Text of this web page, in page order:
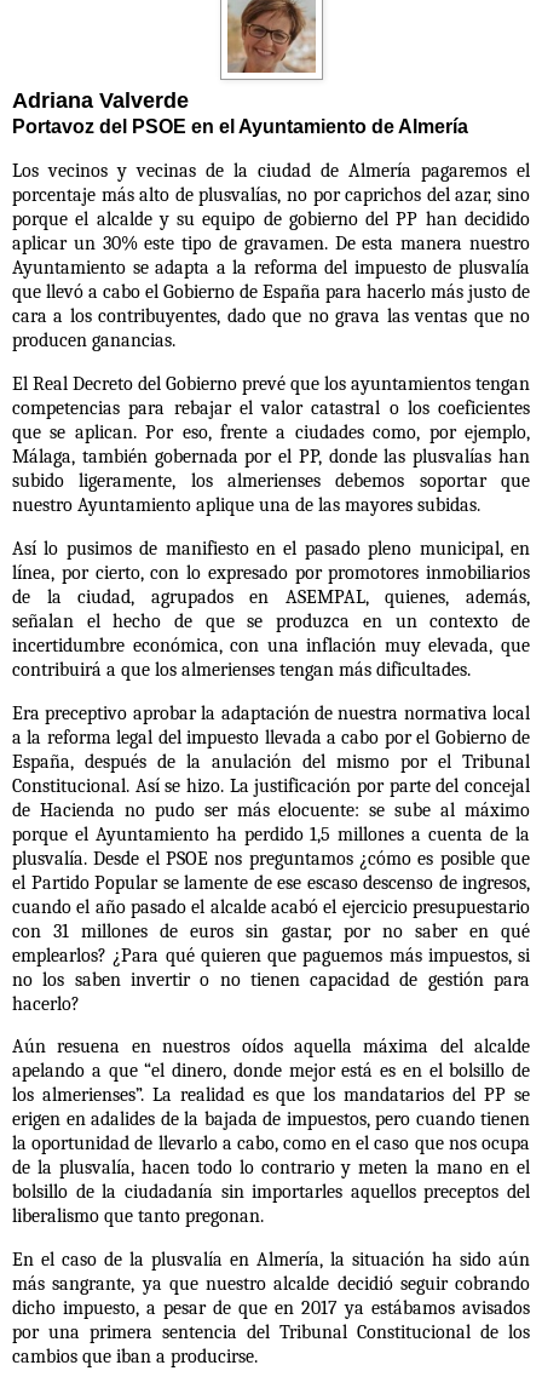
Adriana Valverde
Portavoz del PSOE en el Ayuntamiento de Almería
Los vecinos y vecinas de la ciudad de Almería pagaremos el
porcentaje más alto de plusvalías, no por caprichos del azar, sino
porque el alcalde y su equipo de gobierno del PP han decidido
aplicar un 30% este tipo de gravamen. De esta manera nuestro
Ayuntamiento se adapta a la reforma del impuesto de plusvalía
que llevó a cabo el Gobierno de España para hacerlo más justo de
cara a los contribuyentes, dado que no grava las ventas que no
producen ganancias.
El Real Decreto del Gobierno prevé que los ayuntamientos tengan
competencias para rebajar el valor catastral o los coeficientes
que se aplican. Por eso, frente a ciudades como, por ejemplo,
Málaga, también gobernada por el PP, donde las plusvalías han
subido ligeramente, los almerienses debemos soportar que
nuestro Ayuntamiento aplique una de las mayores subidas.
Así lo pusimos de manifiesto en el pasado pleno municipal, en
línea, por cierto, con lo expresado por promotores inmobiliarios
de la ciudad, agrupados en ASEMPAL, quienes, además,
señalan el hecho de que se produzca en un contexto de
incertidumbre económica, con una inflación muy elevada, que
contribuirá a que los almerienses tengan más dificultades.
Era preceptivo aprobar la adaptación de nuestra normativa local
a la reforma legal del impuesto llevada a cabo por el Gobierno de
España, después de la anulación del mismo por el Tribunal
Constitucional. Así se hizo. La justificación por parte del concejal
de Hacienda no pudo ser más elocuente: se sube al máximo
porque el Ayuntamiento ha perdido 1,5 millones a cuenta de la
plusvalía. Desde el PSOE nos preguntamos ¿cómo es posible que
el Partido Popular se lamente de ese escaso descenso de ingresos,
cuando el año pasado el alcalde acabó el ejercicio presupuestario
con 31 millones de euros sin gastar, por no saber en qué
emplearlos? ¿Para qué quieren que paguemos más impuestos, si
no los saben invertir o no tienen capacidad de gestión para
hacerlo?
Aún resuena en nuestros oídos aquella máxima del alcalde
apelando a que “el dinero, donde mejor está es en el bolsillo de
los almerienses”. La realidad es que los mandatarios del PP se
erigen en adalides de la bajada de impuestos, pero cuando tienen
la oportunidad de llevarlo a cabo, como en el caso que nos ocupa
de la plusvalía, hacen todo lo contrario y meten la mano en el
bolsillo de la ciudadanía sin importarles aquellos preceptos del
liberalismo que tanto pregonan.
En el caso de la plusvalía en Almería, la situación ha sido aún
más sangrante, ya que nuestro alcalde decidió seguir cobrando
dicho impuesto, a pesar de que en 2017 ya estábamos avisados
por una primera sentencia del Tribunal Constitucional de los
cambios que iban a producirse.